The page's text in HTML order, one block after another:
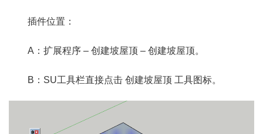
插件位置：
A：扩展程序 – 创建坡屋顶 – 创建坡屋顶。
B：SU工具栏直接点击 创建坡屋顶 工具图标。